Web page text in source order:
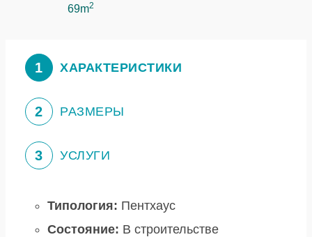
69m2
1 ХАРАКТЕРИСТИКИ
2 РАЗМЕРЫ
3 УСЛУГИ
Типология: Пентхаус
Состояние: В строительстве